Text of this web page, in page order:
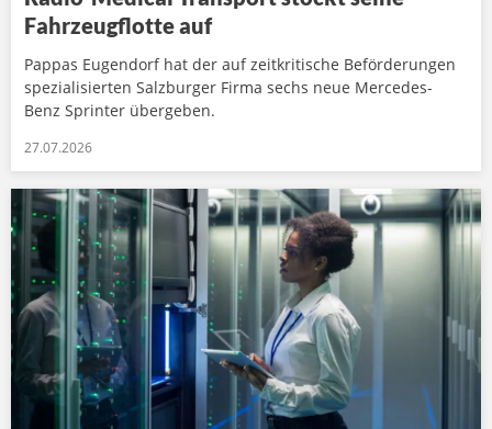
Fahrzeugflotte auf
Pappas Eugendorf hat der auf zeitkritische Beförderungen
spezialisierten Salzburger Firma sechs neue Mercedes-
Benz Sprinter übergeben.
27.07.2026